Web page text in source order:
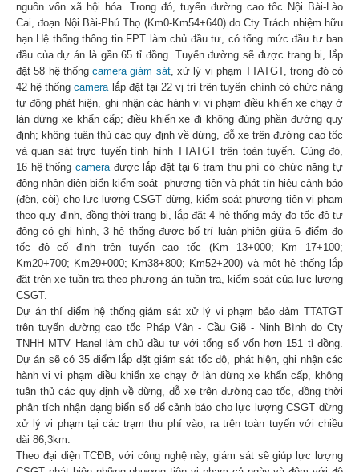
nguồn vốn xã hội hóa. Trong đó, tuyến đường cao tốc Nội Bài-Lào
Cai, đoạn Nội Bài-Phú Thọ (Km0-Km54+640) do Cty Trách nhiệm hữu
hạn Hệ thống thông tin FPT làm chủ đầu tư, có tổng mức đầu tư ban
đầu của dự án là gần 65 tỉ đồng. Tuyến đường sẽ được trang bị, lắp
đặt 58 hệ thốngcamera giám sát, xử lý vi phạm TTATGT, trong đó có
42 hệ thốngcameralắp đặt tại 22 vị trí trên tuyến chính có chức năng
tự động phát hiện, ghi nhận các hành vi vi phạm điều khiển xe chạy ở
làn dừng xe khẩn cẩp; điều khiển xe đi không đúng phần đường quy
định; không tuân thủ các quy định về dừng, đỗ xe trên đường cao tốc
và quan sát trực tuyến tình hình TTATGT trên toàn tuyến. Cùng đó,
16 hệ thống camerađược lắp đặt tại 6 trạm thu phí có chức năng tự
động nhận diện biển kiểm soát phương tiện và phát tín hiệu cảnh báo
(đèn, còi) cho lực lượng CSGT dừng, kiểm soát phương tiện vi phạm
theo quy định, đồng thời trang bị, lắp đặt 4 hệ thống máy đo tốc độ tự
động có ghi hình, 3 hệ thống được bố trí luân phiên giữa 6 điểm đo
tốc độ cố định trên tuyến cao tốc (Km 13+000; Km 17+100;
Km20+700; Km29+000; Km38+800; Km52+200) và một hệ thống lắp
đặt trên xe tuần tra theo phương án tuần tra, kiểm soát của lực lượng
CSGT.
Dự án thí điểm hệ thống giám sát xử lý vi phạm bảo đảm TTATGT
trên tuyến đường cao tốc Pháp Vân - Cầu Giẽ - Ninh Bình do Cty
TNHH MTV Hanel làm chủ đầu tư với tổng số vốn hơn 151 tỉ đồng.
Dự án sẽ có 35 điểm lắp đặt giám sát tốc độ, phát hiện, ghi nhận các
hành vi vi phạm điều khiển xe chạy ở làn dừng xe khẩn cấp, không
tuân thủ các quy định về dừng, đỗ xe trên đường cao tốc, đồng thời
phân tích nhận dạng biển số để cảnh báo cho lực lượng CSGT dừng
xử lý vi phạm tại các trạm thu phí vào, ra trên toàn tuyến với chiều
dài 86,3km.
Theo đại diện TCĐB, với công nghệ này, giám sát sẽ giúp lực lượng